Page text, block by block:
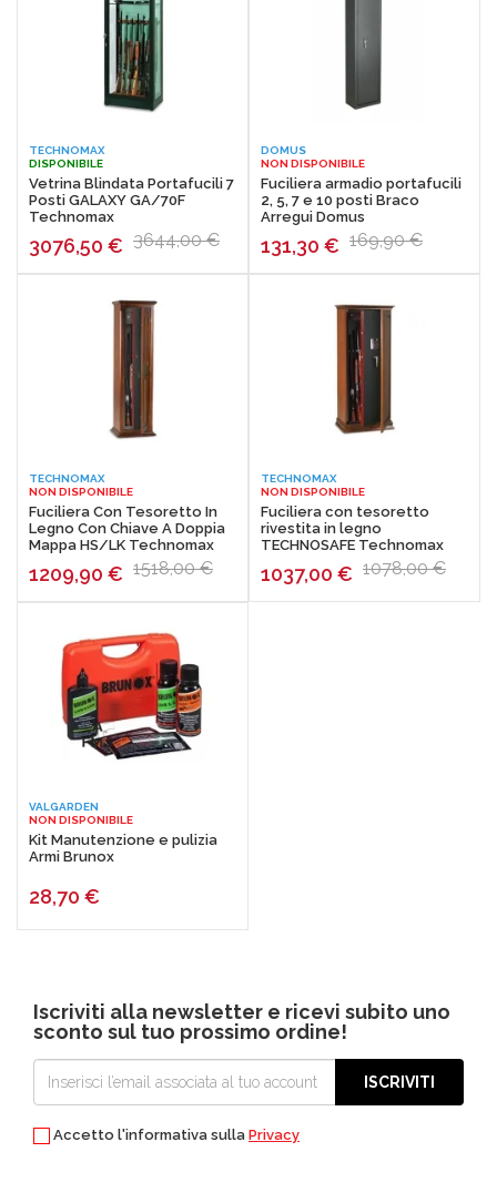
TECHNOMAX
DISPONIBILE
Vetrina Blindata Portafucili 7
Posti GALAXY GA/70F
Technomax
3076,50 € 3644,00 €
DOMUS
NON DISPONIBILE
Fuciliera armadio portafucili
2, 5, 7 e 10 posti Braco
Arregui Domus
131,30 € 169,90 €
TECHNOMAX
NON DISPONIBILE
Fuciliera Con Tesoretto In
Legno Con Chiave A Doppia
Mappa HS/LK Technomax
1209,90 € 1518,00 €
TECHNOMAX
NON DISPONIBILE
Fuciliera con tesoretto
rivestita in legno
TECHNOSAFE Technomax
1037,00 € 1078,00 €
VALGARDEN
NON DISPONIBILE
Kit Manutenzione e pulizia
Armi Brunox
28,70 €
Iscriviti alla newsletter e ricevi subito uno
sconto sul tuo prossimo ordine!
ISCRIVITI
Accetto l'informativa sulla Privacy